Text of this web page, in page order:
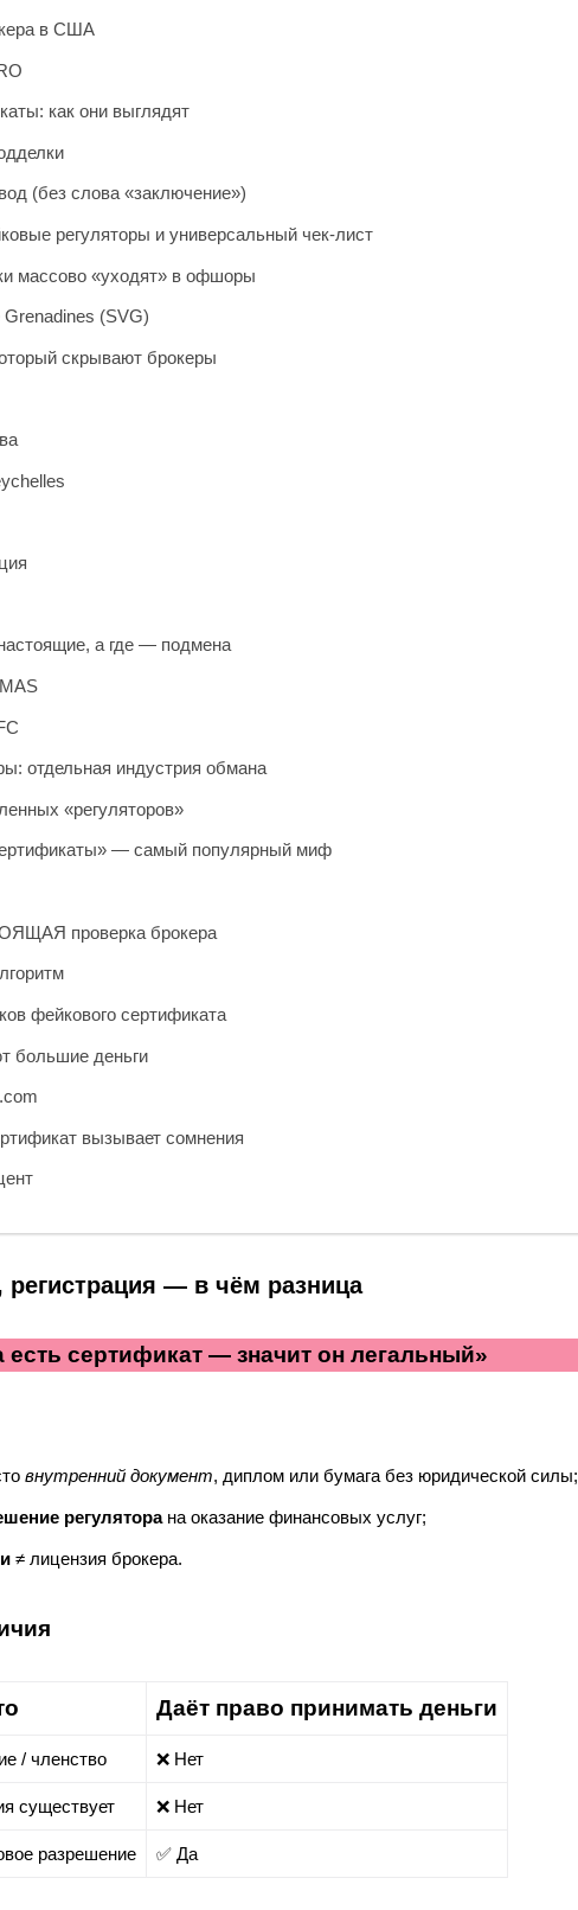
в США
как они выглядят
(без слова «заключение»)
регуляторы и универсальный чек-лист
массово «уходят» в офшоры
(SVG)
скрывают брокеры
а где — подмена
отдельная индустрия обмана
«регуляторов»
— самый популярный миф
проверка брокера
фейкового сертификата
большие деньги
вызывает сомнения
регистрация — в чём разница
сертификат — значит он легальный»
внутренний документ, диплом или бумага без юридической силы;
регуляторана оказание финансовых услуг;
≠ лицензия брокера.
Даёт право принимать деньги
/ членство ❌ Нет
существует ❌ Нет
разрешение ✅ Да